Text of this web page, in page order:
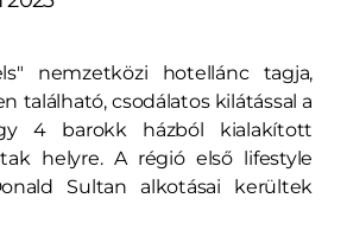
nemzetközi hotellánc tagja,
található, csodálatos kilátással a
4 barokk házból kialakított
helyre. A régió első lifestyle
Sultan alkotásai kerültek